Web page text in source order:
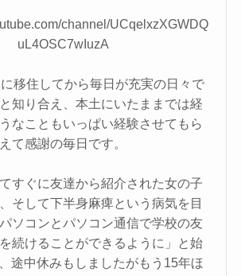
channel/UCqelxzXGWDQ
uL4OSC7wIuzA
移住してから毎日が充実の日々で
知り合え、本土にいたままでは経
なこともいっぱい経験させてもら
えて感謝の毎日です。
すぐに友達から紹介された女の子
そして下半身麻痺という病気を目
ソコンとパソコン通信で学校の友
続けることができるように」と始
途中休みもしましたがもう15年ほ